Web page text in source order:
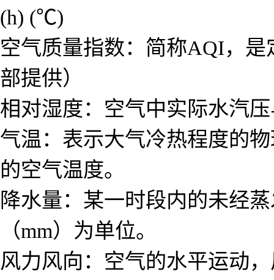
(h) (℃)
空气质量指数：简称AQI，
部提供）
相对湿度：空气中实际水汽
气温：表示大气冷热程度的
的空气温度。
降水量：某一时段内的未经
（mm）为单位。
风力风向：空气的水平运动